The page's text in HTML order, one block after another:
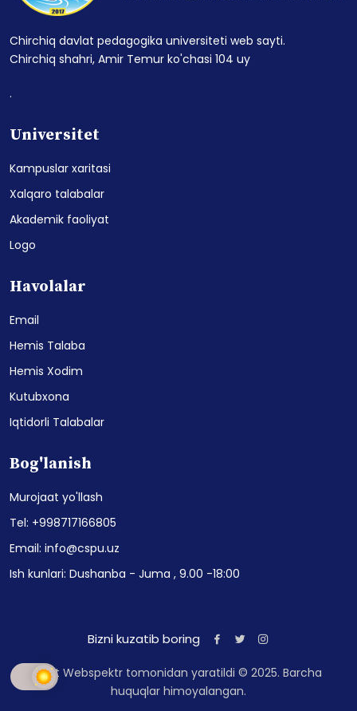
Chirchiq davlat pedagogika universiteti web sayti.
Chirchiq shahri, Amir Temur ko'chasi 104 uy
.
Universitet
Kampuslar xaritasi
Xalqaro talabalar
Akademik faoliyat
Logo
Havolalar
Email
Hemis Talaba
Hemis Xodim
Kutubxona
Iqtidorli Talabalar
Bog'lanish
Murojaat yo'llash
Tel: +998717166805
Email: info@cspu.uz
Ish kunlari: Dushanba - Juma , 9.00 -18:00
Bizni kuzatib boring
Sayt Webspektr tomonidan yaratildi © 2025. Barcha
huquqlar himoyalangan.